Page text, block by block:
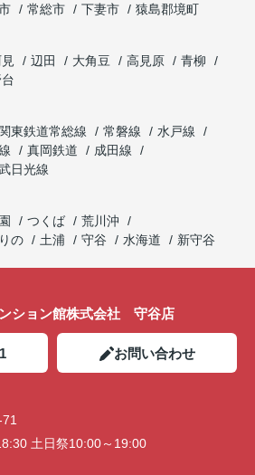
常総市 下妻市
猿島郡境町
辺田 大角豆 高見原
青柳
関東鉄道常総線 常磐線
水戸線
真岡鉄道
成田線
日光線
つくば
荒川沖
の 土浦 守谷 水海道 新守谷
ション館株式会社 守谷店
お問い合わせ
土日祭10:00～19:00